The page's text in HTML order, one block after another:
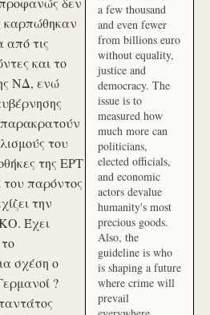
καρπώθηκαν
από τις
και το
ΝΔ, ενώ
του
της ΕΡΤ
του παρόντος
την
Έχει
σχέση ο
?
a few thousand
and even fewer
from billions euro
without equality,
justice and
democracy. The
issue is to
measured how
much more can
politicians,
elected officials,
and economic
actors devalue
humanity's most
precious goods.
Also, the
guideline is who
is shaping a future
where crime will
prevail